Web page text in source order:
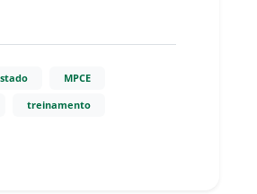
MPCE
treinamento